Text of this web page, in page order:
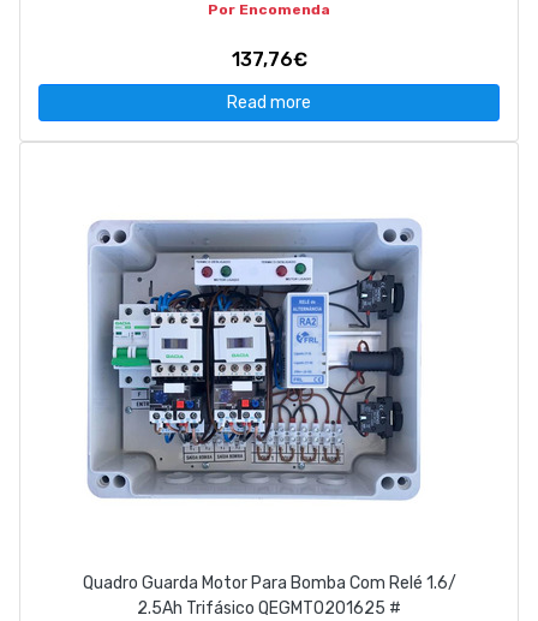
Por Encomenda
137,76€
Read more
Quadro Guarda Motor Para Bomba Com Relé 1.6/
2.5Ah Trifásico QEGMT0201625 #